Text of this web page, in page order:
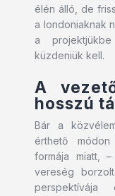
élén álló, de
a londoniaknak
a
küzdeniük kell.
A
hosszú
Bár a
érthető
formája miatt,
vereség